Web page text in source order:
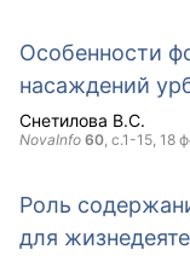
Особенности
насаждений
Снетилова В.С.
NovaInfo 60, с.1-15, 18
Роль
для